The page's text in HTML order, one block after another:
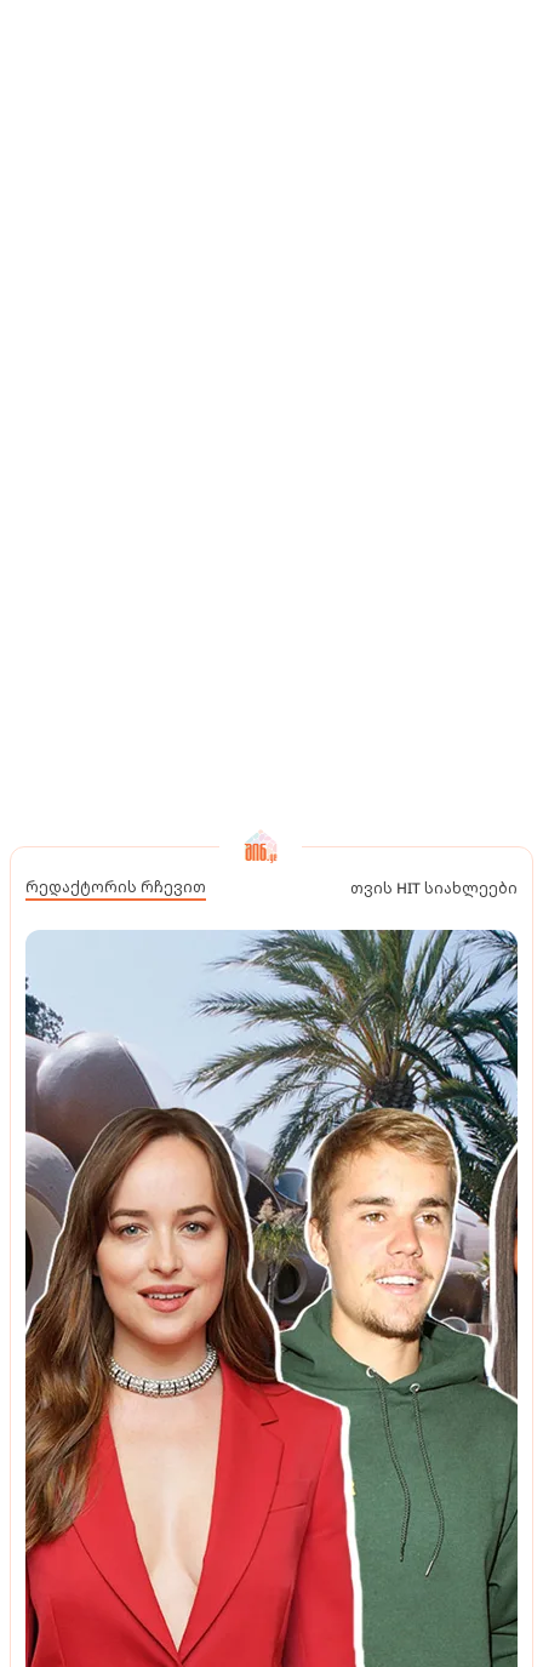
რედაქტორის რჩევით თვის HIT სიახლეები